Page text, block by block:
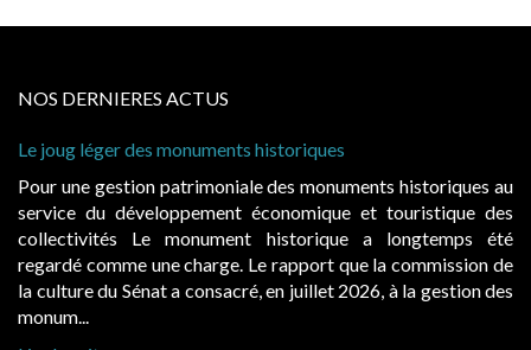
NOS DERNIERES ACTUS
joug léger des monuments historiques
une gestion patrimoniale des monuments historiques au
du développement économique et touristique des
Le monument historique a longtemps été
comme une charge. Le rapport que la commission de
culture du Sénat a consacré, en juillet 2026, à la gestion des